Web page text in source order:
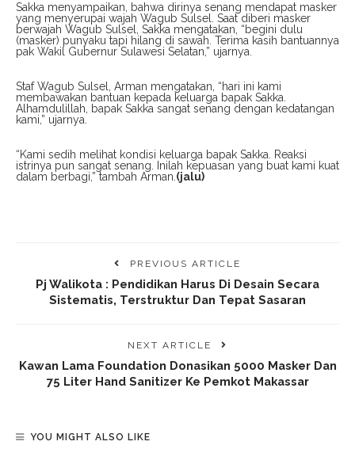
Sakka menyampaikan, bahwa dirinya senang mendapat masker
yang menyerupai wajah Wagub Sulsel. Saat diberi masker
berwajah Wagub Sulsel, Sakka mengatakan, “begini dulu
(masker) punyaku tapi hilang di sawah. Terima kasih bantuannya
pak Wakil Gubernur Sulawesi Selatan,” ujarnya.
Staf Wagub Sulsel, Arman mengatakan, “hari ini kami
membawakan bantuan kepada keluarga bapak Sakka.
Alhamdulillah, bapak Sakka sangat senang dengan kedatangan
kami,” ujarnya.
“Kami sedih melihat kondisi keluarga bapak Sakka. Reaksi
istrinya pun sangat senang. Inilah kepuasan yang buat kami kuat
dalam berbagi,” tambah Arman.(jalu)
PREVIOUS ARTICLE
Pj Walikota : Pendidikan Harus Di Desain Secara
Sistematis, Terstruktur Dan Tepat Sasaran
NEXT ARTICLE
Kawan Lama Foundation Donasikan 5000 Masker Dan
75 Liter Hand Sanitizer Ke Pemkot Makassar
YOU MIGHT ALSO LIKE